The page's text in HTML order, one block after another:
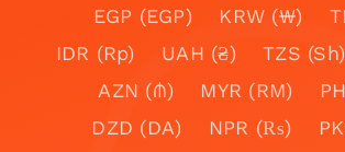
EGP (EGP)
KRW (₩)
IDR (Rp)
UAH (₴) TZS (Sh)
AZN (₼)
MYR (RM)
DZD (DA)
NPR (₨)